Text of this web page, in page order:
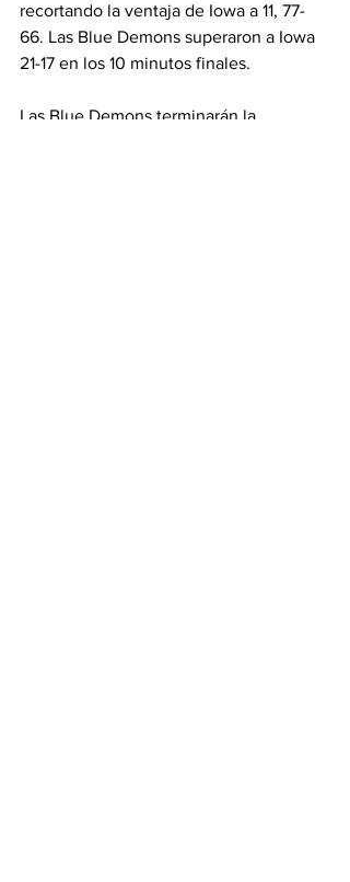
recortando la ventaja de Iowa a 11, 77-
66. Las Blue Demons superaron a Iowa
21-17 en los 10 minutos finales.
Las Blue Demons terminarán la